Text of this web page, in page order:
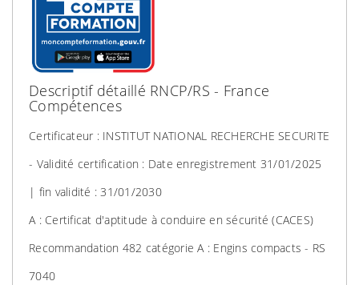
Descriptif détaillé RNCP/RS - France
Compétences
Certificateur : INSTITUT NATIONAL RECHERCHE SECURITE
- Validité certification : Date enregistrement 31/01/2025
| fin validité : 31/01/2030
A : Certificat d'aptitude à conduire en sécurité (CACES)
Recommandation 482 catégorie A : Engins compacts - RS
7040